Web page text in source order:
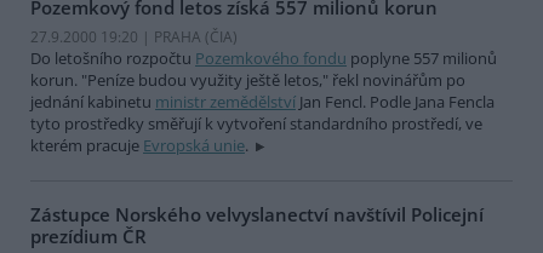
Pozemkový fond letos získá 557 milionů korun
27.9.2000 19:20 | PRAHA (ČIA)
Do letošního rozpočtu Pozemkového fondu poplyne 557 milionů
korun. "Peníze budou využity ještě letos," řekl novinářům po
jednání kabinetu ministr zemědělství Jan Fencl. Podle Jana Fencla
tyto prostředky směřují k vytvoření standardního prostředí, ve
kterém pracuje Evropská unie.
Zástupce Norského velvyslanectví navštívil Policejní
prezídium ČR